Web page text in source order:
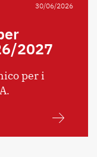
30/06/2026
2027
per i